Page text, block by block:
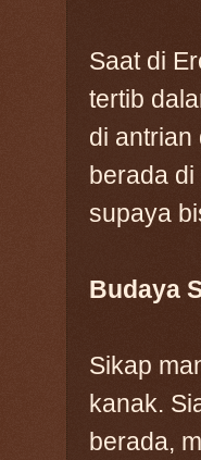
Saat di
tertib
di antrian
berada
supaya
Budaya
Sikap
kanak.
berada,